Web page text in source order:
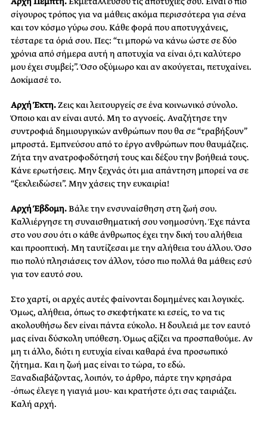
σίγουρος τρόπος για να μάθεις ακόμα περισσότερα για σένα
και τον κόσμο γύρω σου. Κάθε φορά που αποτυγχάνεις,
τέσταρε τα όριά σου. Πες: “τι μπορώ να κάνω ώστε σε δύο
χρόνια από σήμερα αυτή η αποτυχία να είναι ό,τι καλύτερο
μου έχει συμβεί;”. Όσο οξύμωρο και αν ακούγεται, πετυχαίνει.
Δοκίμασέ το.
Αρχή Έκτη.Ζεις και λειτουργείς σε ένα κοινωνικό σύνολο.
Όποιο και αν είναι αυτό. Μη το αγνοείς. Αναζήτησε την
συντροφιά δημιουργικών ανθρώπων που θα σε “τραβήξουν”
μπροστά. Εμπνεύσου από το έργο ανθρώπων που θαυμάζεις.
Ζήτα την ανατροφοδότησή τους και δέξου την βοήθειά τους.
Κάνε ερωτήσεις. Μην ξεχνάς ότι μια απάντηση μπορεί να σε
“ξεκλειδώσει”. Μην χάσεις την ευκαιρία!
Αρχή Έβδομη.Βάλε την ενσυναίσθηση στη ζωή σου.
Καλλιέργησε τη συναισθηματική σου νοημοσύνη. Έχε πάντα
στο νου σου ότι ο κάθε άνθρωπος έχει την δική του αλήθεια
και προοπτική. Μη ταυτίζεσαι με την αλήθεια του άλλου. Όσο
πιο πολύ πλησιάσεις τον άλλον, τόσο πιο πολλά θα μάθεις εσύ
για τον εαυτό σου.
Στο χαρτί, οι αρχές αυτές φαίνονται δομημένες και λογικές.
Όμως, αλήθεια, όπως το σκεφτήκατε κι εσείς, το να τις
ακολουθήσω δεν είναι πάντα εύκολο. Η δουλειά με τον εαυτό
μας είναι δύσκολη υπόθεση. Όμως αξίζει να προσπαθούμε. Αν
μη τι άλλο, διότι η ευτυχία είναι καθαρά ένα προσωπικό
ζήτημα. Και η ζωή μας είναι το τώρα, το εδώ.
Ξαναδιαβάζοντας, λοιπόν, το άρθρο, πάρτε την κρησάρα
-όπως έλεγε η γιαγιά μου- και κρατήστε ό,τι σας ταιριάζει.
Καλή αρχή.